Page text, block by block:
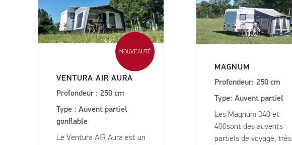
NOUVEAUTÉ
VENTURA AIR AURA
Profondeur : 250 cm
Type : Auvent partiel
gonflable
Le Ventura AIR Aura est un
MAGNUM
Profondeur: 250 cm
Type: Auvent partiel
Les Magnum 340 et
400sont des auvents
partiels de voyage, très